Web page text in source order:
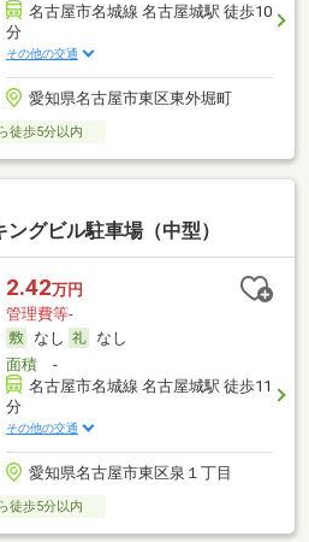
名古屋市名城線 名古屋城駅 徒歩10
分
その他の交通
愛知県名古屋市東区東外堀町
徒歩5分以内
グビル駐車場（中型）
2.42万円
管理費等-
なし
なし
面積-
名古屋市名城線 名古屋城駅 徒歩11
分
その他の交通
愛知県名古屋市東区泉１丁目
徒歩5分以内